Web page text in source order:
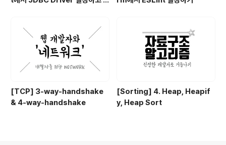
[TCP] 3-way-handshake
& 4-way-handshake
[Sorting] 4. Heap, Heapif
y, Heap Sort